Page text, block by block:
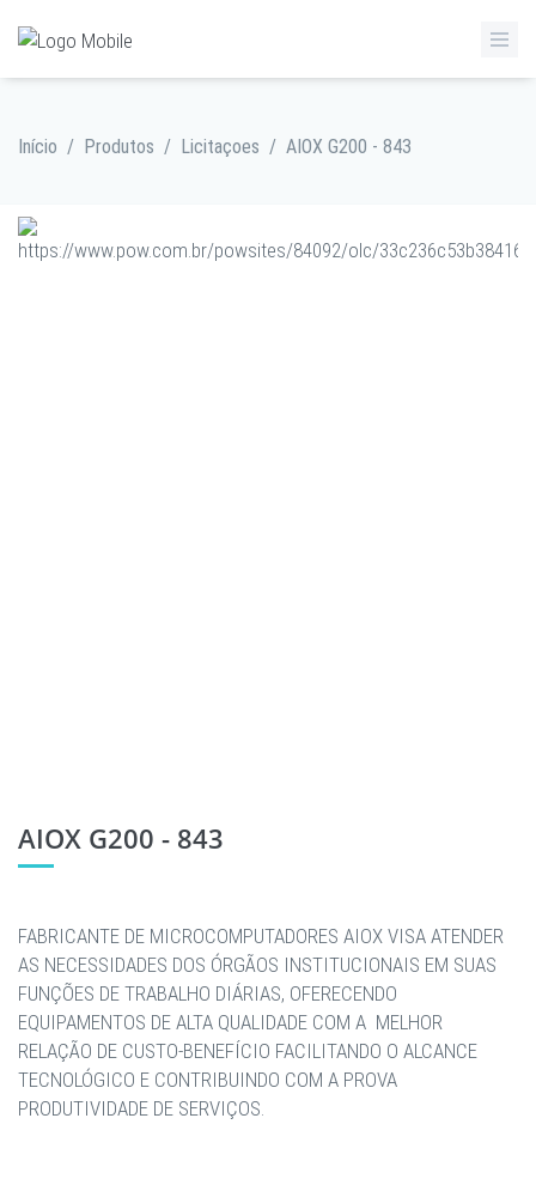
Início / Produtos / Licitaçoes / AIOX G200 - 843
AIOX G200 - 843
FABRICANTE DE MICROCOMPUTADORES AIOX VISA ATENDER
AS NECESSIDADES DOS ÓRGÃOS INSTITUCIONAIS EM SUAS
FUNÇÕES DE TRABALHO DIÁRIAS, OFERECENDO
EQUIPAMENTOS DE ALTA QUALIDADE COM A MELHOR
RELAÇÃO DE CUSTO-BENEFÍCIO FACILITANDO O ALCANCE
TECNOLÓGICO E CONTRIBUINDO COM A PROVA
PRODUTIVIDADE DE SERVIÇOS.